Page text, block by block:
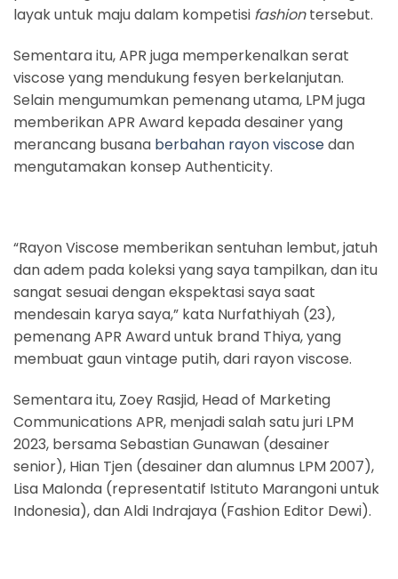
layak untuk maju dalam kompetisi fashiontersebut.
Sementara itu, APR juga memperkenalkan serat
viscose yang mendukung fesyen berkelanjutan.
Selain mengumumkan pemenang utama, LPM juga
memberikan APR Award kepada desainer yang
merancang busana berbahan rayon viscosedan
mengutamakan konsep Authenticity.
“Rayon Viscose memberikan sentuhan lembut, jatuh
dan adem pada koleksi yang saya tampilkan, dan itu
sangat sesuai dengan ekspektasi saya saat
mendesain karya saya,” kata Nurfathiyah (23),
pemenang APR Award untuk brand Thiya, yang
membuat gaun vintage putih, dari rayon viscose.
Sementara itu, Zoey Rasjid, Head of Marketing
Communications APR, menjadi salah satu juri LPM
2023, bersama Sebastian Gunawan (desainer
senior), Hian Tjen (desainer dan alumnus LPM 2007),
Lisa Malonda (representatif Istituto Marangoni untuk
Indonesia), dan Aldi Indrajaya (Fashion Editor Dewi).